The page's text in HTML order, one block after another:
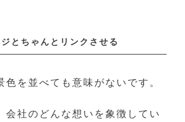
とちゃんとリンクさせる
を並べても意味がないです。
会社のどんな想いを象徴してい